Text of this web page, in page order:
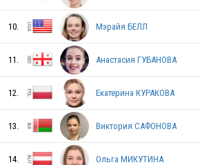
ROC
ROC
JPN
10. Мэрайя БЕЛЛ
11. Анастасия ГУБАНОВА
12. Екатерина КУРАКОВА
13. Виктория САФОНОВА
14. Ольга МИКУТИНА